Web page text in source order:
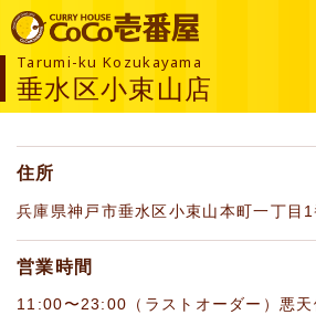
Tarumi-ku Kozukayama
垂水区小束山店
住所
兵庫県神戸市垂水区小束山本町一丁目
営業時間
11:00〜23:00（ラストオーダー）悪天